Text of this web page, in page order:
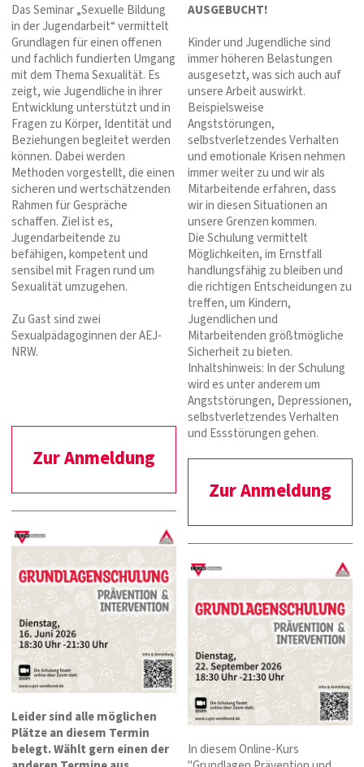
Das Seminar „Sexuelle Bildung
in der Jugendarbeit“ vermittelt
Grundlagen für einen offenen
und fachlich fundierten Umgang
mit dem Thema Sexualität. Es
zeigt, wie Jugendliche in ihrer
Entwicklung unterstützt und in
Fragen zu Körper, Identität und
Beziehungen begleitet werden
können. Dabei werden
Methoden vorgestellt, die einen
sicheren und wertschätzenden
Rahmen für Gespräche
schaffen. Ziel ist es,
Jugendarbeitende zu
befähigen, kompetent und
sensibel mit Fragen rund um
Sexualität umzugehen.
Zu Gast sind zwei
Sexualpädagoginnen der AEJ-
NRW.
Zur Anmeldung
Leider sind alle möglichen
Plätze an diesem Termin
belegt. Wählt gern einen der
AUSGEBUCHT!
Kinder und Jugendliche sind
immer höheren Belastungen
ausgesetzt, was sich auch auf
unsere Arbeit auswirkt.
Beispielsweise
Angststörungen,
selbstverletzendes Verhalten
und emotionale Krisen nehmen
immer weiter zu und wir als
Mitarbeitende erfahren, dass
wir in diesen Situationen an
unsere Grenzen kommen.
Die Schulung vermittelt
Möglichkeiten, im Ernstfall
handlungsfähig zu bleiben und
die richtigen Entscheidungen zu
treffen, um Kindern,
Jugendlichen und
Mitarbeitenden größtmögliche
Sicherheit zu bieten.
Inhaltshinweis: In der Schulung
wird es unter anderem um
Angststörungen, Depressionen,
selbstverletzendes Verhalten
und Essstörungen gehen.
Zur Anmeldung
In diesem Online-Kurs